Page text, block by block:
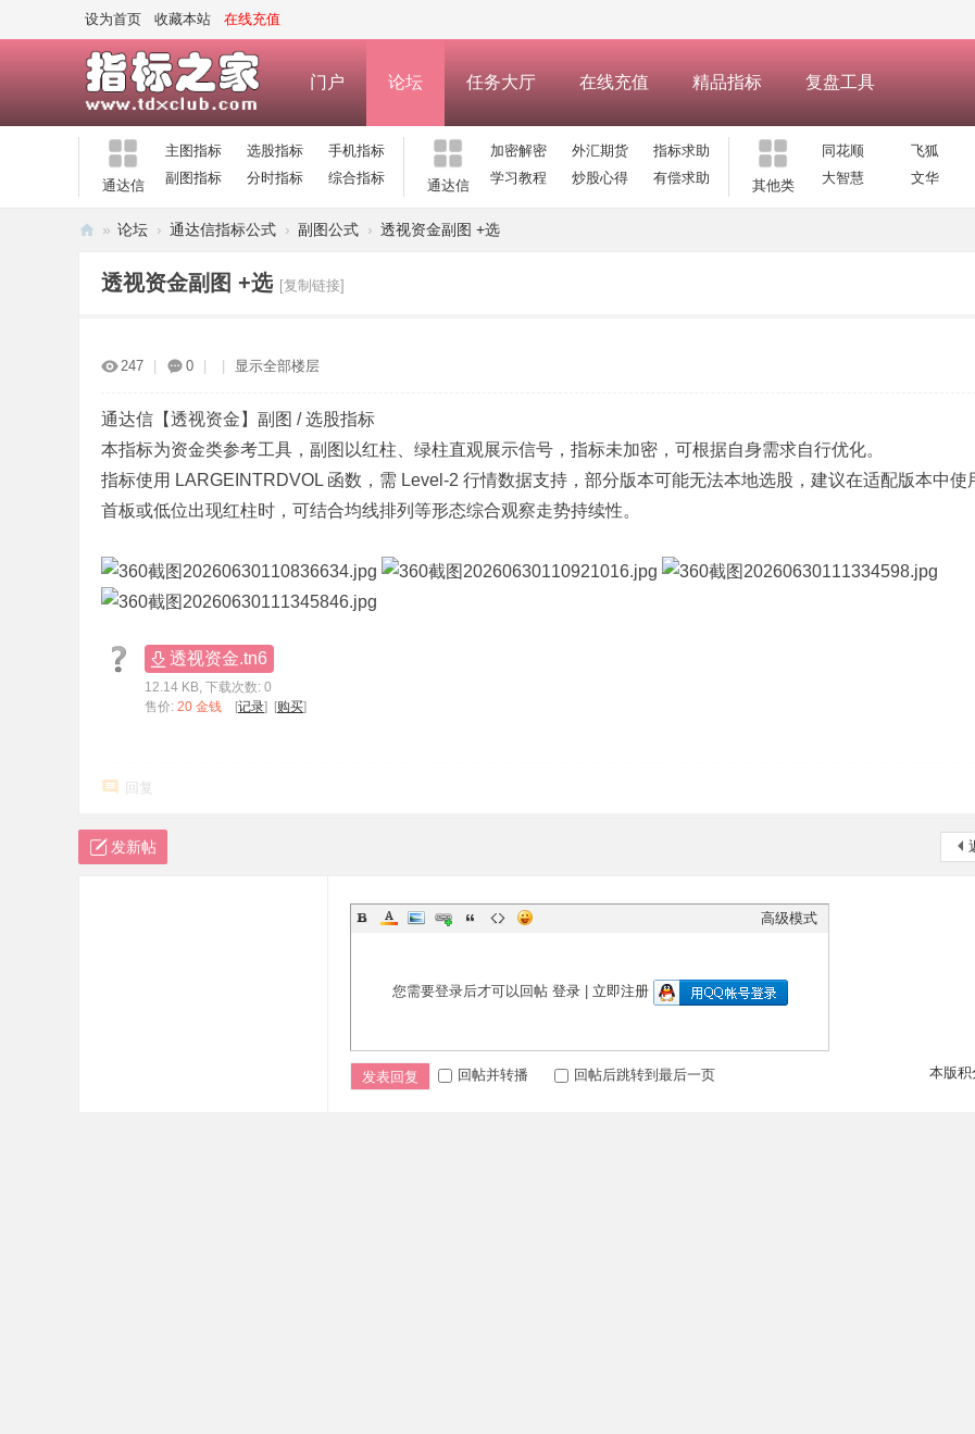
设为首页 收藏本站 在线充值
门户 论坛 任务大厅 在线充值 精品指标 复盘工具
通达信
主图指标 选股指标
手机指标
副图指标
分时指标 综合指标 通达信
加密解密 外汇期货
指标求助
学习教程
炒股心得 有偿求助 其他类
同花顺 飞狐
大智慧
文华
指
标
» 论坛 › 通达信指标公式 › 副图公式 › 透视资金副图 +选
透视资金副图 +选 [复制链接]
247 0 显示全部楼层
通达信【透视资金】副图 / 选股指标
本指标为资金类参考工具，副图以红柱、绿柱直观展示信号，指标未加密，可根据自身需求自行优化。
指标使用 LARGEINTRDVOL 函数，需 Level-2 行情数据支持，部分版本可能无法本地选股，建议在适配版本中使
首板或低位出现红柱时，可结合均线排列等形态综合观察走势持续性。
透视资金.tn6
12.14 KB, 下载次数: 0
售价: 20 金钱 [记录] [购买]
回复
发新帖
高级模式
您需要登录后才可以回帖 登录| 立即注册
本版积
发表回复 回帖并转播 回帖后跳转到最后一页